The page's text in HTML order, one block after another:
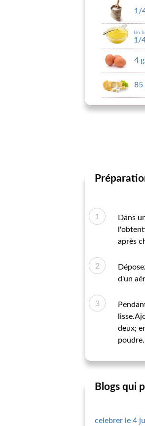
1/
Un
1/
4
85
Dans
après
d'un
deux;
Blogs qui
celebrer le 4